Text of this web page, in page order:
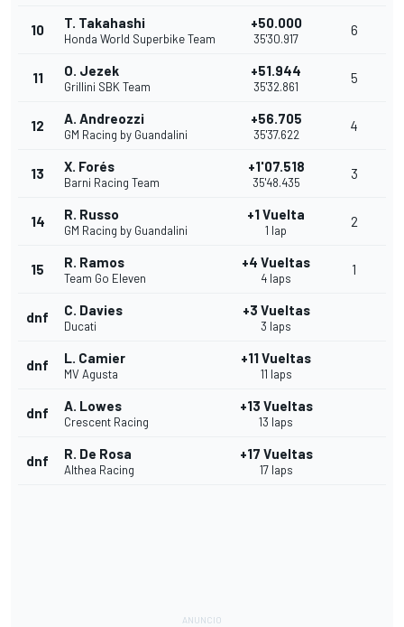
10 T. Takahashi
Honda World Superbike Team
+50.000
35'30.917
6
11 O. Jezek
Grillini SBK Team
+51.944
35'32.861
5
12 A. Andreozzi
GM Racing by Guandalini
+56.705
35'37.622
4
13 X. Forés
Barni Racing Team
+1'07.518
35'48.435
3
14 R. Russo
GM Racing by Guandalini
+1 Vuelta
1 lap
2
15 R. Ramos
Team Go Eleven
+4 Vueltas
4 laps
1
dnf C. Davies
Ducati
+3 Vueltas
3 laps
dnf L. Camier
MV Agusta
+11 Vueltas
11 laps
dnf A. Lowes
Crescent Racing
+13 Vueltas
13 laps
dnf R. De Rosa
Althea Racing
+17 Vueltas
17 laps